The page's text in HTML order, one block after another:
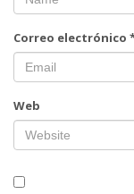
Correo electrónico
Web